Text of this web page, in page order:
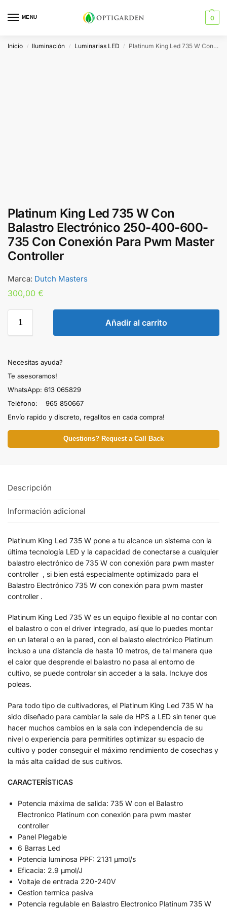
MENU 0
Inicio / Iluminación / Luminarias LED / Platinum King Led 735 W Con Balastro Electrónico 250-400-600-735 Con Conexión Para Pwm Master Controller
Platinum King Led 735 W Con
Balastro Electrónico 250-400-600-
735 Con Conexión Para Pwm Master
Controller
Marca: Dutch Masters
300,00 €
Añadir al carrito
Necesitas ayuda?
Te asesoramos!
WhatsApp: 613 065829
Teléfono: 965 850667
Envío rapido y discreto, regalitos en cada compra!
Questions? Request a Call Back
Descripción
Información adicional
Platinum King Led 735 W pone a tu alcance un sistema con la
última tecnología LED y la capacidad de conectarse a cualquier
balastro electrónico de 735 W con conexión para pwm master
controller , si bien está especialmente optimizado para el
Balastro Electrónico 735 W con conexión para pwm master
controller .
Platinum King Led 735 W es un equipo flexible al no contar con
el balastro o con el driver integrado, así que lo puedes montar
en un lateral o en la pared, con el balasto electrónico Platinum
incluso a una distancia de hasta 10 metros, de tal manera que
el calor que desprende el balastro no pasa al entorno de
cultivo, se puede controlar sin acceder a la sala. Incluye dos
poleas.
Para todo tipo de cultivadores, el Platinum King Led 735 W ha
sido diseñado para cambiar la sale de HPS a LED sin tener que
hacer muchos cambios en la sala con independencia de su
nivel o experiencia para permitirles optimizar su espacio de
cultivo y poder conseguir el máximo rendimiento de cosechas y
la más alta calidad de sus cultivos.
CARACTERÍSTICAS
Potencia máxima de salida: 735 W con el Balastro
Electronico Platinum con conexión para pwm master
controller
Panel Plegable
6 Barras Led
Potencia luminosa PPF: 2131 μmol/s
Eficacia: 2.9 μmol/J
Voltaje de entrada 220-240V
Gestion termica pasiva
Potencia regulable en Balastro Electronico Platinum 735 W